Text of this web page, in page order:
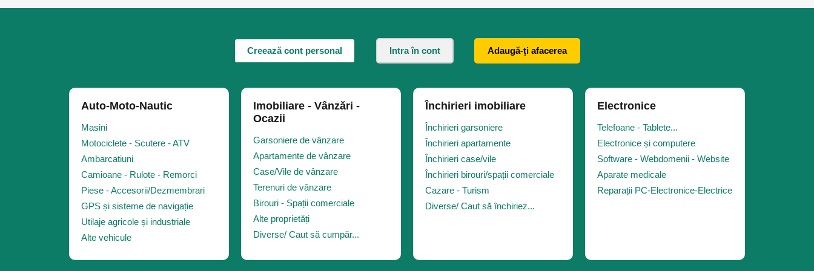
FABRICARE - OPERATII
TECHNOLOGIE
Creează cont personal Intra în cont Adaugă-ți afacerea
Auto-Moto-Nautic
Masini
Motociclete - Scutere - ATV
Ambarcatiuni
Camioane - Rulote - Remorci
Piese - Accesorii/Dezmembrari
GPS și sisteme de navigație
Utilaje agricole și industriale
Alte vehicule
Imobiliare - Vânzări -
Ocazii
Garsoniere de vânzare
Apartamente de vânzare
Case/Vile de vânzare
Terenuri de vânzare
Birouri - Spații comerciale
Alte proprietăți
Diverse/ Caut să cumpăr...
Închirieri imobiliare
Închirieri garsoniere
Închirieri apartamente
Închirieri case/vile
Închirieri birouri/spații comerciale
Cazare - Turism
Diverse/ Caut să închiriez...
Electronice
Telefoane - Tablete...
Electronice și computere
Software - Webdomenii - Website
Aparate medicale
Reparații PC-Electronice-Electrice